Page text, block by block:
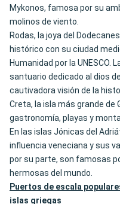
Mykonos, famosa por su
molinos de viento.
Rodas, la joya del
histórico con su ciudad
Humanidad por la UNESCO.
santuario dedicado al dios
cautivadora visión de la
Creta, la isla más grande de
gastronomía, playas y
En las islas Jónicas del
influencia veneciana y sus
por su parte, son famosas
hermosas del mundo.
Puertos de escala
islas griegas